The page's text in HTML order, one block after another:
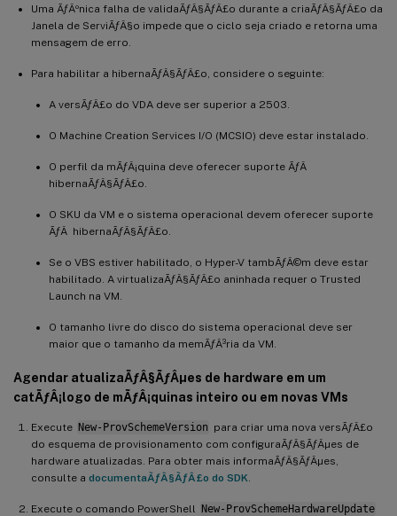
Uma ÃƒÂºnica falha de validaÃƒÂ§ÃƒÂ£o durante a criaÃƒÂ§ÃƒÂ£o da
Janela de ServiÃƒÂ§o impede que o ciclo seja criado e retorna uma
mensagem de erro.
Para habilitar a hibernaÃƒÂ§ÃƒÂ£o, considere o seguinte:
A versÃƒÂ£o do VDA deve ser superior a 2503.
O Machine Creation Services I/O (MCSIO) deve estar instalado.
O perfil da mÃƒÂ¡quina deve oferecer suporte ÃƒÂ
hibernaÃƒÂ§ÃƒÂ£o.
O SKU da VM e o sistema operacional devem oferecer suporte
ÃƒÂ hibernaÃƒÂ§ÃƒÂ£o.
Se o VBS estiver habilitado, o Hyper-V tambÃƒÂ©m deve estar
habilitado. A virtualizaÃƒÂ§ÃƒÂ£o aninhada requer o Trusted
Launch na VM.
O tamanho livre do disco do sistema operacional deve ser
maior que o tamanho da memÃƒÂ³ria da VM.
Agendar atualizaÃƒÂ§ÃƒÂµes de hardware em um
catÃƒÂ¡logo de mÃƒÂ¡quinas inteiro ou em novas VMs
Execute New-ProvSchemeVersion para criar uma nova versÃƒÂ£o
do esquema de provisionamento com configuraÃƒÂ§ÃƒÂµes de
hardware atualizadas. Para obter mais informaÃƒÂ§ÃƒÂµes,
consulte a documentaÃƒÂ§ÃƒÂ£o do SDK
Execute o comando PowerShell
New-ProvSchemeHardwareUpdate